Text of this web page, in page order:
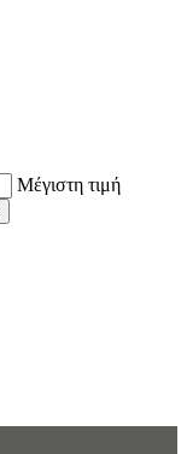
Μέγιστη τιμή